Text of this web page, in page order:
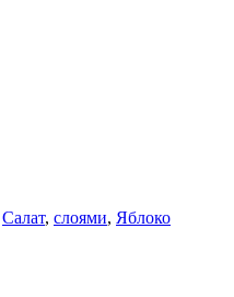
Салат, слоями, Яблоко